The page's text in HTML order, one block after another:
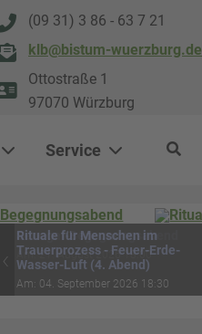
(09 31) 3 86 - 63 7 21
klb@bistum-wuerzburg.de
Ottostraße 1
97070 Würzburg
Service
Rituale für Menschen im
Trauerprozess - Feuer-Erde-
Wasser-Luft (4. Abend)
‹